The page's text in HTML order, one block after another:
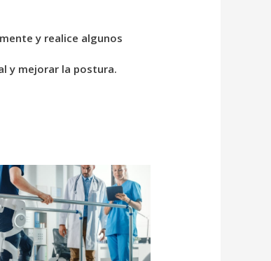
y realice algunos
y mejorar la postura.